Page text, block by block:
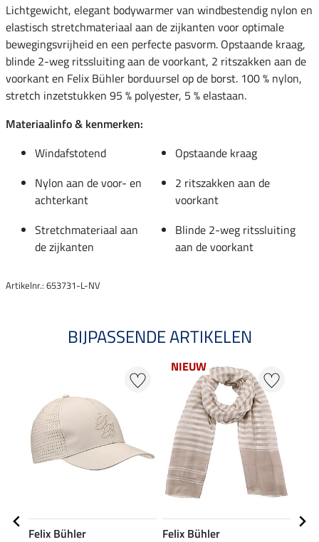
Lichtgewicht, elegant bodywarmer van windbestendig nylon en
elastisch stretchmateriaal aan de zijkanten voor optimale
bewegingsvrijheid en een perfecte pasvorm. Opstaande kraag,
blinde 2-weg ritssluiting aan de voorkant, 2 ritszakken aan de
voorkant en Felix Bühler borduursel op de borst. 100 % nylon,
stretch inzetstukken 95 % polyester, 5 % elastaan.
Materiaalinfo & kenmerken:
Windafstotend
Opstaande kraag
Nylon aan de voor- en
achterkant
2 ritszakken aan de
voorkant
Stretchmateriaal aan
de zijkanten
Blinde 2-weg ritssluiting
aan de voorkant
Artikelnr.: 653731-L-NV
BIJPASSENDE ARTIKELEN
Felix Bühler
NIEUW
Felix Bühler